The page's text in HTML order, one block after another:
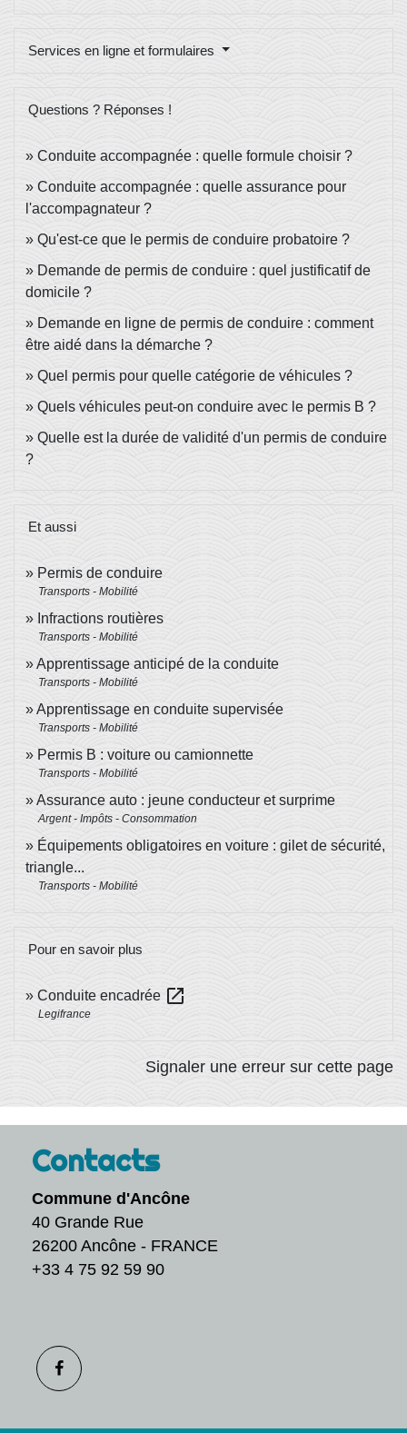
Services en ligne et formulaires
Questions ? Réponses !
Conduite accompagnée : quelle formule choisir ?
Conduite accompagnée : quelle assurance pour
l'accompagnateur ?
Qu'est-ce que le permis de conduire probatoire ?
Demande de permis de conduire : quel justificatif de
domicile ?
Demande en ligne de permis de conduire : comment
être aidé dans la démarche ?
Quel permis pour quelle catégorie de véhicules ?
Quels véhicules peut-on conduire avec le permis B ?
Quelle est la durée de validité d'un permis de conduire
?
Et aussi
Permis de conduire
Transports - Mobilité
Infractions routières
Transports - Mobilité
Apprentissage anticipé de la conduite
Transports - Mobilité
Apprentissage en conduite supervisée
Transports - Mobilité
Permis B : voiture ou camionnette
Transports - Mobilité
Assurance auto : jeune conducteur et surprime
Argent - Impôts - Consommation
Équipements obligatoires en voiture : gilet de sécurité,
triangle...
Transports - Mobilité
Pour en savoir plus
Conduite encadrée open_in_new
Legifrance
Signaler une erreur sur cette page
Contacts
Commune d'Ancône
40 Grande Rue
26200 Ancône - FRANCE
+33 4 75 92 59 90